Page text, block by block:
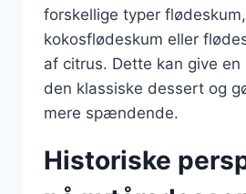
forskellige typer
kokosflødeskum eller
af citrus. Dette kan give
den klassiske dessert og
mere spændende.
Historiske